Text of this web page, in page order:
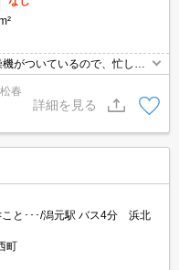
がついているので、忙しく
めです。玄関先まで覗き穴
に誰が来たのかを確認でき
っ越しをお考えの方におすす
場付きのアパートです。
春
詳細を見る
こと･･･/潟元駅 バス4分 浜北
町